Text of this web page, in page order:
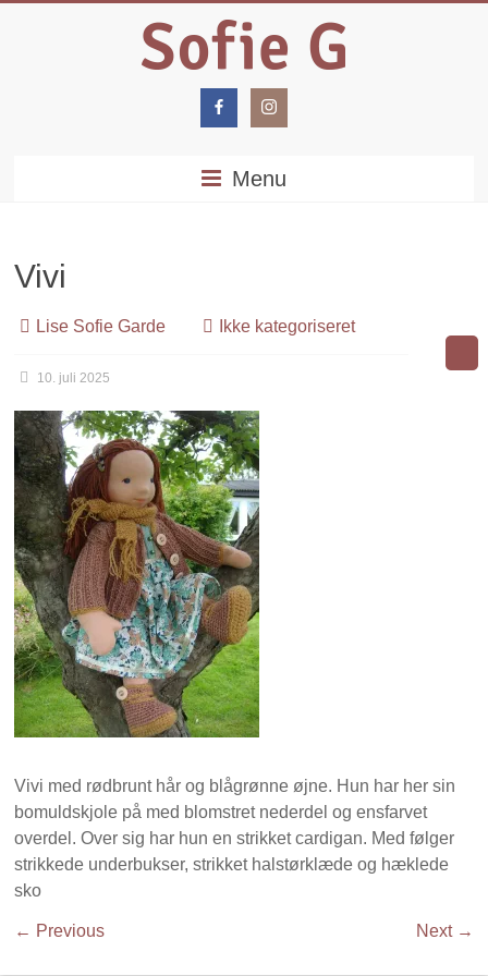
Menu
Vivi
Lise Sofie Garde Ikke kategoriseret
10. juli 2025
Vivi med rødbrunt hår og blågrønne øjne. Hun har her sin
bomuldskjole på med blomstret nederdel og ensfarvet
overdel. Over sig har hun en strikket cardigan. Med følger
strikkede underbukser, strikket halstørklæde og hæklede
sko
← Previous Next →